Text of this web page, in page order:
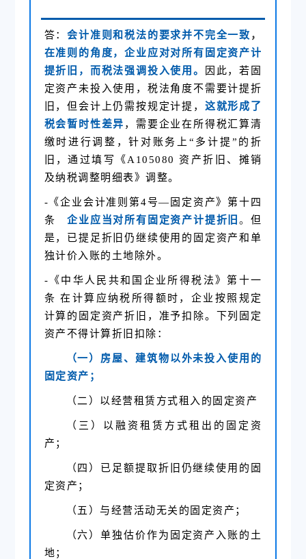
答：会计准则和税法的要求并不完全一致 ，
在准则的角度，企业应对对所有固定资产计
提折旧，而税法强调投入使用。
因此，若固
定资产未投入使用，税法角度不需要计提折
旧，但会计上仍需按规定计提， 这就形成了
税会暂时性差异 ，需要企业在所得税汇算清
缴时进行调整，针对账务上“多计提”的折
旧，通过填写《A105080 资产折旧、摊销
及纳税调整明细表》调整。
-《企业会计准则第4号—固定资产》第十四
条企业应当对所有固定资产计提折旧。 但
是，已提足折旧仍继续使用的固定资产和单
独计价入账的土地除外。
-《中华人民共和国企业所得税法》第十一
条 在计算应纳税所得额时，企业按照规定
计算的固定资产折旧，准予扣除。下列固定
资产不得计算折旧扣除：
（一）房屋、建筑物以外未投入使用的
固定资产；
（二）以经营租赁方式租入的固定资产
（三）以融资租赁方式租出的固定资
产；
（四）已足额提取折旧仍继续使用的固
定资产；
（五）与经营活动无关的固定资产；
（六）单独估价作为固定资产入账的土
地；